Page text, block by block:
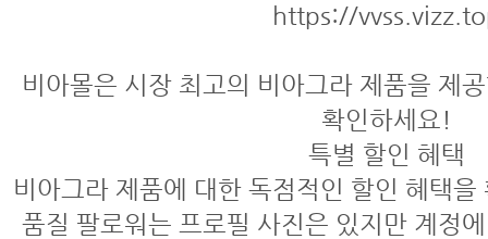
https://
비아몰은 시장 최고의 비아그라 제품을 제
확인하세요!
특별 할인 혜택
비아그라 제품에 대한 독점적인 할인 혜택
품질 팔로워는 프로필 사진은 있지만 계정